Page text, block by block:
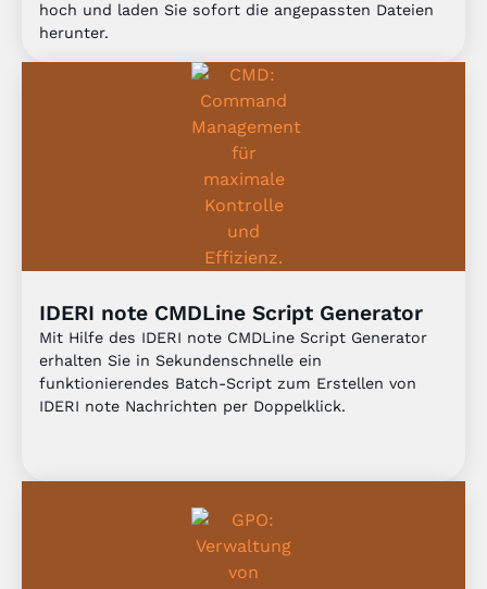
hoch und laden Sie sofort die angepassten Dateien
herunter.​
IDERI note CMDLine Script Generator
Mit Hilfe des IDERI note CMDLine Script Generator
erhalten Sie in Sekundenschnelle ein
funktionierendes Batch-Script zum Erstellen von
IDERI note Nachrichten per Doppelklick.